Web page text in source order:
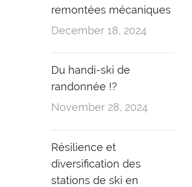
remontées mécaniques
December 18, 2024
Du handi-ski de
randonnée !?
November 28, 2024
Résilience et
diversification des
stations de ski en